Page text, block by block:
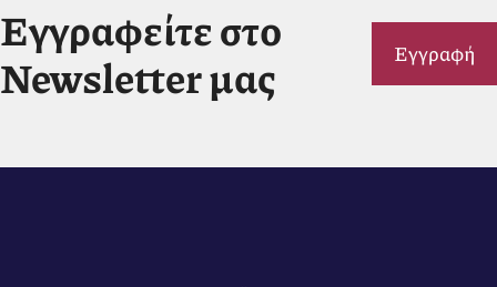
Εγγραφείτε στο
Newsletter μας
Εγγραφή